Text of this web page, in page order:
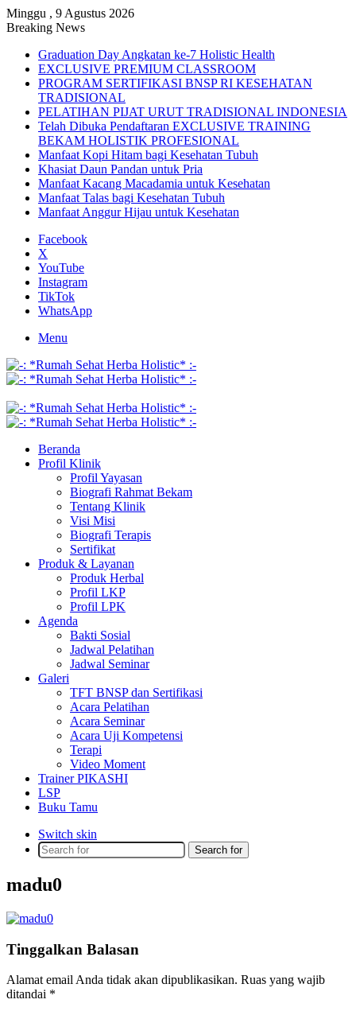
Minggu , 9 Agustus 2026
Breaking News
Graduation Day Angkatan ke-7 Holistic Health
EXCLUSIVE PREMIUM CLASSROOM
PROGRAM SERTIFIKASI BNSP RI KESEHATAN
TRADISIONAL
PELATIHAN PIJAT URUT TRADISIONAL INDONESIA
Telah Dibuka Pendaftaran EXCLUSIVE TRAINING
BEKAM HOLISTIK PROFESIONAL
Manfaat Kopi Hitam bagi Kesehatan Tubuh
Khasiat Daun Pandan untuk Pria
Manfaat Kacang Macadamia untuk Kesehatan
Manfaat Talas bagi Kesehatan Tubuh
Manfaat Anggur Hijau untuk Kesehatan
Facebook
X
YouTube
Instagram
TikTok
WhatsApp
Menu
Beranda
Profil Klinik
Profil Yayasan
Biografi Rahmat Bekam
Tentang Klinik
Visi Misi
Biografi Terapis
Sertifikat
Produk & Layanan
Produk Herbal
Profil LKP
Profil LPK
Agenda
Bakti Sosial
Jadwal Pelatihan
Jadwal Seminar
Galeri
TFT BNSP dan Sertifikasi
Acara Pelatihan
Acara Seminar
Acara Uji Kompetensi
Terapi
Video Moment
Trainer PIKASHI
LSP
Buku Tamu
Switch skin
Search for
madu0
Tinggalkan Balasan
Alamat email Anda tidak akan dipublikasikan. Ruas yang wajib
ditandai *